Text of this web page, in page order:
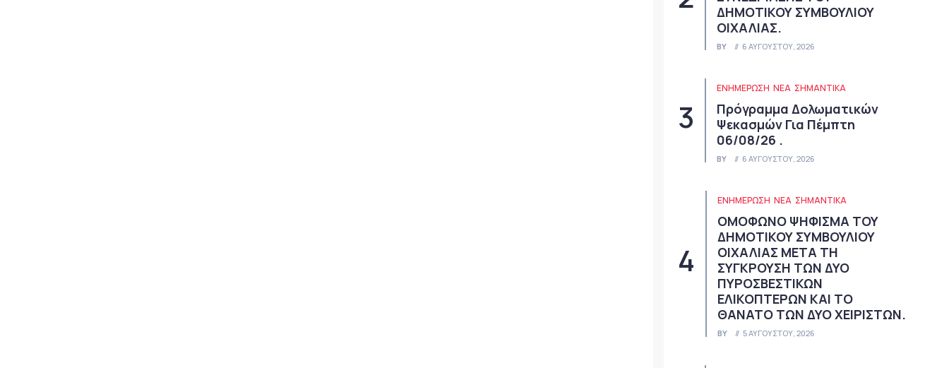
ΔΗΜΟΤΙΚΟΥ ΣΥΜΒΟΥΛΙΟΥ
ΟΙΧΑΛΙΑΣ.
BY 6 ΑΥΓΟΎΣΤΟΥ, 2026
ΕΝΗΜΕΡΩΣΗ ΝΈΑ ΣΗΜΑΝΤΙΚΆ
Πρόγραμμα Δολωματικών
Ψεκασμών Για Πέμπτη
06/08/26 .
BY 6 ΑΥΓΟΎΣΤΟΥ, 2026
ΕΝΗΜΕΡΩΣΗ ΝΈΑ ΣΗΜΑΝΤΙΚΆ
ΟΜΟΦΩΝΟ ΨΗΦΙΣΜΑ ΤΟΥ
ΔΗΜΟΤΙΚΟΥ ΣΥΜΒΟΥΛΙΟΥ
ΟΙΧΑΛΙΑΣ ΜΕΤΑ ΤΗ
ΣΥΓΚΡΟΥΣΗ ΤΩΝ ΔΥΟ
ΠΥΡΟΣΒΕΣΤΙΚΩΝ
ΕΛΙΚΟΠΤΕΡΩΝ ΚΑΙ ΤΟ
ΘΑΝΑΤΟ ΤΩΝ ΔΥΟ ΧΕΙΡΙΣΤΩΝ.
BY 5 ΑΥΓΟΎΣΤΟΥ, 2026